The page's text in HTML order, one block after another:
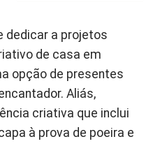
dedicar a projetos
de casa em
opção de presentes
Aliás,
criativa que inclui
à prova de poeira e